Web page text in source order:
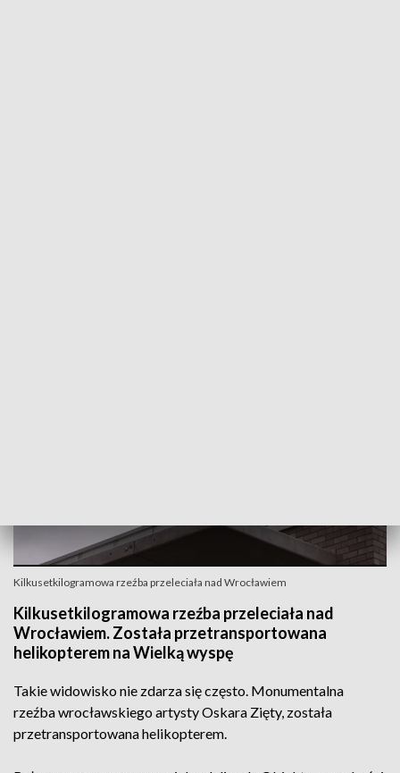
Kilkusetkilogramowa rzeźba przeleciała nad Wrocławiem
Kilkusetkilogramowa rzeźba przeleciała nad
Wrocławiem. Została przetransportowana
helikopterem na Wielką wyspę
Takie widowisko nie zdarza się często. Monumentalna
rzeźba wrocławskiego artysty Oskara Zięty, została
przetransportowana helikopterem.